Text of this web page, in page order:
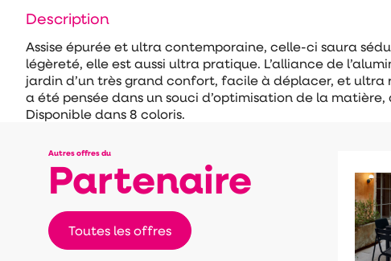
Description
Assise épurée et ultra contemporaine, celle-ci saura
légèreté, elle est aussi ultra pratique. L’alliance de
jardin d’un très grand confort, facile à déplacer, et
a été pensée dans un souci d’optimisation de la
Disponible dans 8 coloris.
Autres offres du
Partenaire
Toutes les offres